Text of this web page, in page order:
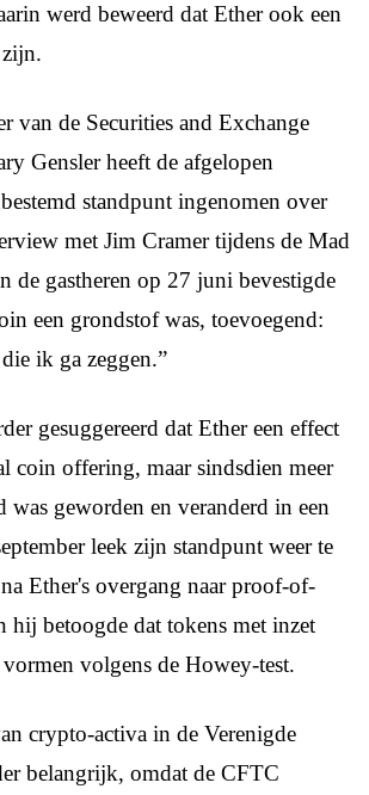
werd beweerd dat Ether ook een
van de Securities and Exchange
Gensler heeft de afgelopen
standpunt ingenomen over
met Jim Cramer tijdens de Mad
de gastheren op 27 juni bevestigde
een grondstof was, toevoegend:
ik ga zeggen.”
gesuggereerd dat Ether een effect
coin offering, maar sindsdien meer
was geworden en veranderd in een
leek zijn standpunt weer te
Ether's overgang naar proof-of-
hij betoogde dat tokens met inzet
volgens de Howey-test.
crypto-activa in de Verenigde
belangrijk, omdat de CFTC